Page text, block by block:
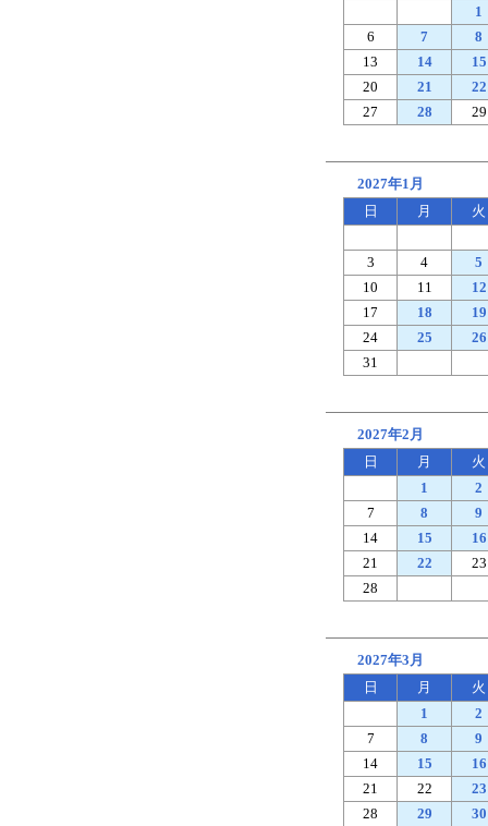
1
6
7
8
13
14
15
20
21
22
27
28 29
2027年1月
日
月 火
3 4
5
10
11
12
17
18
19
24
25
26
31
2027年2月
日
月
火
1
2
7
8
9
14
15
16
21
22
23
28
2027年3月
日
月
火
1
2
7
8
9
14
15
16
21
22
23
28
29 30